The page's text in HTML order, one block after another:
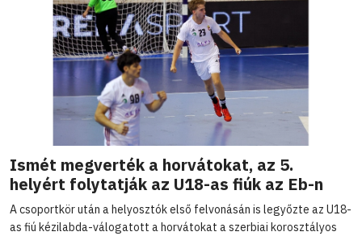
Ismét megverték a horvátokat, az 5.
helyért folytatják az U18-as fiúk az Eb-n
A csoportkör után a helyosztók első felvonásán is legyőzte az U18-
as fiú kézilabda-válogatott a horvátokat a szerbiai korosztályos